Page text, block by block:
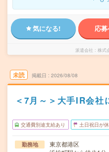
気になる! 応
派遣会社 株式
未読 掲載日 2026/08/08
＜7月～＞大手IR会社
交通費別途支給あり 土日祝日が
勤務地
東京都港区